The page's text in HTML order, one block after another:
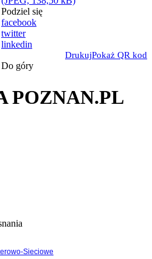
Podziel się
facebook
twitter
linkedin
DrukujPokaż QR kod
Do góry
POZNAN.PL
Sieciowe